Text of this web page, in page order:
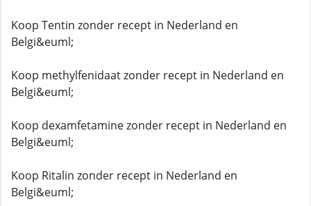
Koop Tentin zonder recept in Nederland en
Belgi&euml;
Koop methylfenidaat zonder recept in Nederland en
Belgi&euml;
Koop dexamfetamine zonder recept in Nederland en
Belgi&euml;
Koop Ritalin zonder recept in Nederland en
Belgi&euml;